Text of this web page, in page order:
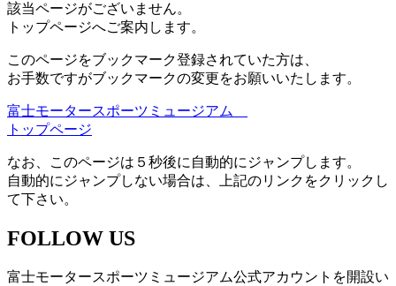
該当ページがございません。
トップページへご案内します。
このページをブックマーク登録されていた方は、
お手数ですがブックマークの変更をお願いいたします。
富士モータースポーツミュージアム
トップページ
なお、このページは５秒後に自動的にジャンプします。
自動的にジャンプしない場合は、上記のリンクをクリックし
て下さい。
FOLLOW US
富士モータースポーツミュージアム公式アカウントを開設い